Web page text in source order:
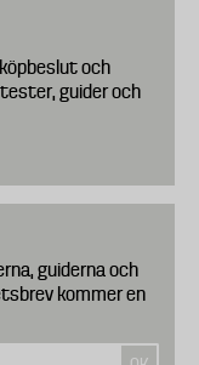
och
guider och
guiderna och
kommer en